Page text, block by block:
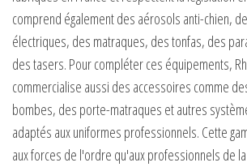
comprend également des aérosols anti-chien,
électriques, des matraques, des tonfas, des
des tasers. Pour compléter ces équipements,
commercialise aussi des accessoires comme
bombes, des porte-matraques et autres
adaptés aux uniformes professionnels. Cette
aux forces de l'ordre qu'aux professionnels de